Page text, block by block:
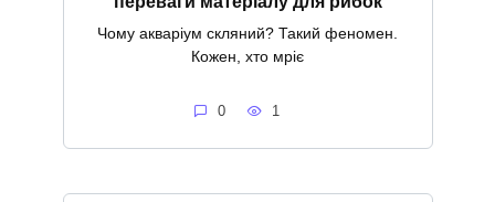
Чому акваріум скляний? Такий феномен.
Кожен, хто мріє
0 1